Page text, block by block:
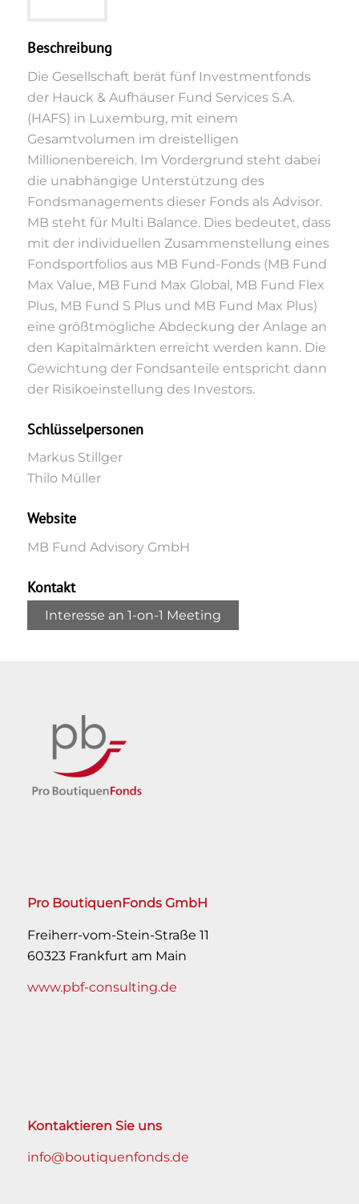
Beschreibung
Die Gesellschaft berät fünf Investmentfonds
der Hauck & Aufhäuser Fund Services S.A.
(HAFS) in Luxemburg, mit einem
Gesamtvolumen im dreistelligen
Millionenbereich. Im Vordergrund steht dabei
die unabhängige Unterstützung des
Fondsmanagements dieser Fonds als Advisor.
MB steht für Multi Balance. Dies bedeutet, dass
mit der individuellen Zusammenstellung eines
Fondsportfolios aus MB Fund-Fonds (MB Fund
Max Value, MB Fund Max Global, MB Fund Flex
Plus, MB Fund S Plus und MB Fund Max Plus)
eine größtmögliche Abdeckung der Anlage an
den Kapitalmärkten erreicht werden kann. Die
Gewichtung der Fondsanteile entspricht dann
der Risikoeinstellung des Investors.
Schlüsselpersonen
Markus Stillger
Thilo Müller
Website
MB Fund Advisory GmbH
Kontakt
Interesse an 1-on-1 Meeting
Pro BoutiquenFonds GmbH
Freiherr-vom-Stein-Straße 11
60323 Frankfurt am Main
www.pbf-consulting.de
Kontaktieren Sie uns
info@boutiquenfonds.de